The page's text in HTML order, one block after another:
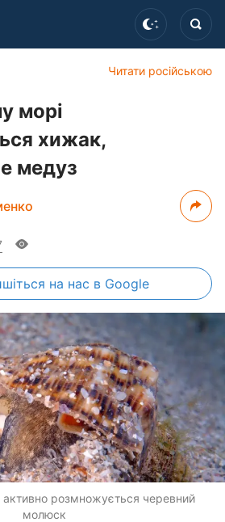
Читати російською
морі
хижак,
медуз
на нас в Google
розмножується черевний
молюск